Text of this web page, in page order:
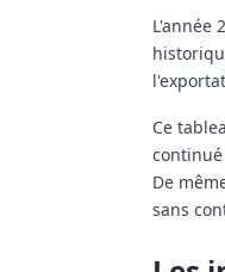
L'année
Ce
De
sans